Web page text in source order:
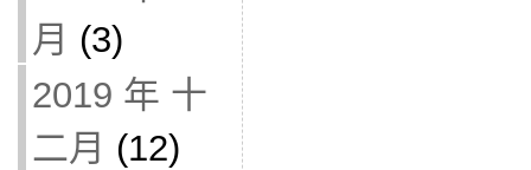
月 (3)
2019 年 十
二月 (12)